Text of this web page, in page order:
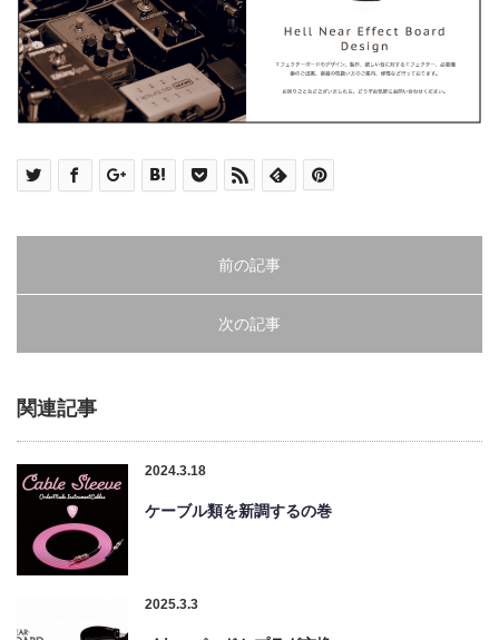
前の記事
次の記事
関連記事
2024.3.18
ケーブル類を新調するの巻
2025.3.3